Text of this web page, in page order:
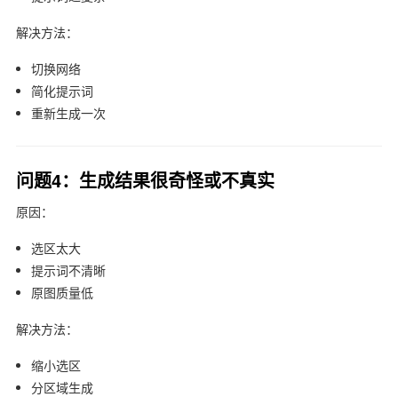
解决方法：
切换网络
简化提示词
重新生成一次
问题4：生成结果很奇怪或不真实
原因：
选区太大
提示词不清晰
原图质量低
解决方法：
缩小选区
分区域生成